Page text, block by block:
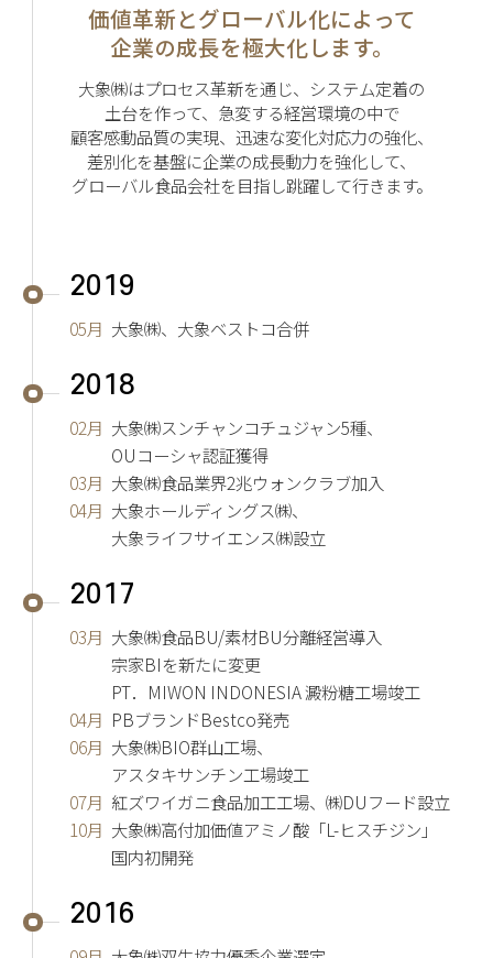
価値革新とグローバル化によって
企業の成長を極大化します。
大象㈱はプロセス革新を通じ、システム定着の
土台を作って、急変する経営環境の中で
顧客感動品質の実現、迅速な変化対応力の強化、
差別化を基盤に企業の成長動力を強化して、
グローバル食品会社を目指し跳躍して行きます。
2019
05月 大象㈱、大象ベストコ合併
2018
02月 大象㈱スンチャンコチュジャン5種、
OUコーシャ認証獲得
03月 大象㈱食品業界2兆ウォンクラブ加入
04月 大象ホールディングス㈱、
大象ライフサイエンス㈱設立
2017
03月 大象㈱食品BU/素材BU分離経営導入
宗家BIを新たに変更
PT．MIWON INDONESIA 澱粉糖工場竣工
04月 PBブランドBestco発売
06月 大象㈱BIO群山工場、
アスタキサンチン工場竣工
07月 紅ズワイガニ食品加工工場、㈱DUフード設立
10月 大象㈱高付加価値アミノ酸「L-ヒスチジン」
国内初開発
2016